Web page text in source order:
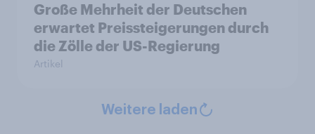
Große Mehrheit der Deutschen
erwartet Preissteigerungen durch
die Zölle der US-Regierung
Artikel
Weitere laden